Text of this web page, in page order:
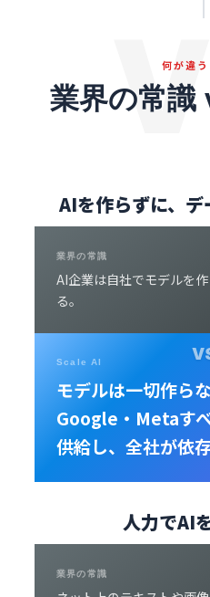
何が違う
業界の常識
AIを作らずに、デ
業界の常識
AI企業は自社でモデルを
る。
Scale AI
モデルは一切作ら
Google・Metaす
供給し、全社が依存
人力でAI
業界の常識